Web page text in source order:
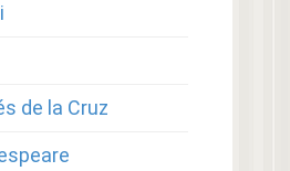
de la Cruz